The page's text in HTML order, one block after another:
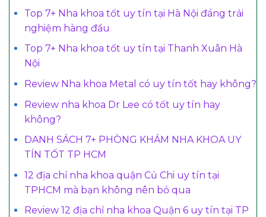
Top 7+ Nha khoa tốt uy tín tại Hà Nội đáng trải
nghiệm hàng đầu
Top 7+ Nha khoa tốt uy tín tại Thanh Xuân Hà
Nội
Review Nha khoa Metal có uy tín tốt hay không?
Review nha khoa Dr Lee có tốt uy tín hay
không?
DANH SÁCH 7+ PHÒNG KHÁM NHA KHOA UY
TÍN TỐT TP HCM
12 địa chỉ nha khoa quận Củ Chi uy tín tại
TPHCM mà bạn không nên bỏ qua
Review 12 địa chỉ nha khoa Quận 6 uy tín tại TP